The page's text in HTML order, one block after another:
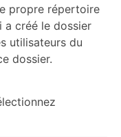
propre répertoire
a créé le dossier
utilisateurs du
dossier.